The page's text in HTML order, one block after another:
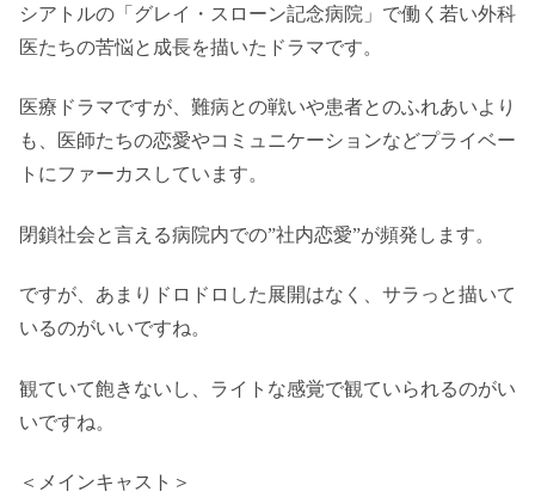
シアトルの「グレイ・スローン記念病院」で働く若い外科
医たちの苦悩と成長を描いたドラマです。
医療ドラマですが、難病との戦いや患者とのふれあいより
も、医師たちの恋愛やコミュニケーションなどプライベー
トにファーカスしています。
閉鎖社会と言える病院内での”社内恋愛”が頻発します。
ですが、あまりドロドロした展開はなく、サラっと描いて
いるのがいいですね。
観ていて飽きないし、ライトな感覚で観ていられるのがい
いですね。
＜メインキャスト＞